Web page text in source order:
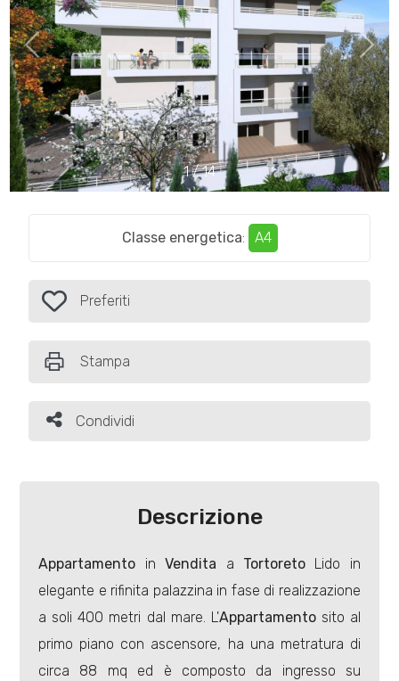
1 / 14
Classe energetica: A4
Preferiti: Cod. Trt14
Preferiti
Stampa
Condividi
Condividi
Descrizione
Appartamento inVendita a TortoretoLido in
elegante e rifinita palazzina in fase di realizzazione
a soli 400 metri dal mare. L'Appartamentosito al
primo piano con ascensore, ha una metratura di
circa 88 mq ed è composto da ingresso su
Comune
Tipologia
Qualsiasi
Prezzo